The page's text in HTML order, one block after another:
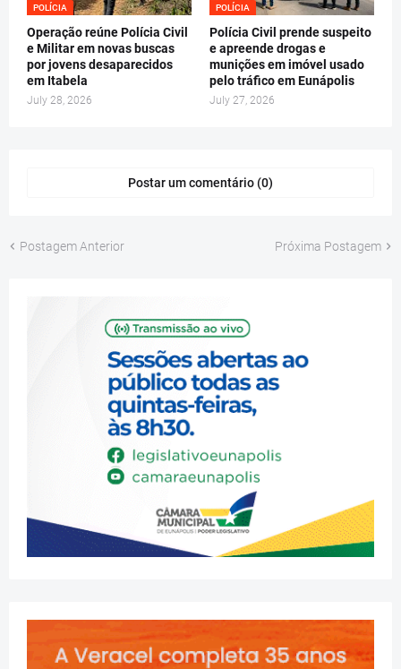
POLÍCIA
Operação reúne Polícia Civil
e Militar em novas buscas
por jovens desaparecidos
em Itabela
July 28, 2026
POLÍCIA
Polícia Civil prende suspeito
e apreende drogas e
munições em imóvel usado
pelo tráfico em Eunápolis
July 27, 2026
Postar um comentário (0)
Postagem Anterior Próxima Postagem